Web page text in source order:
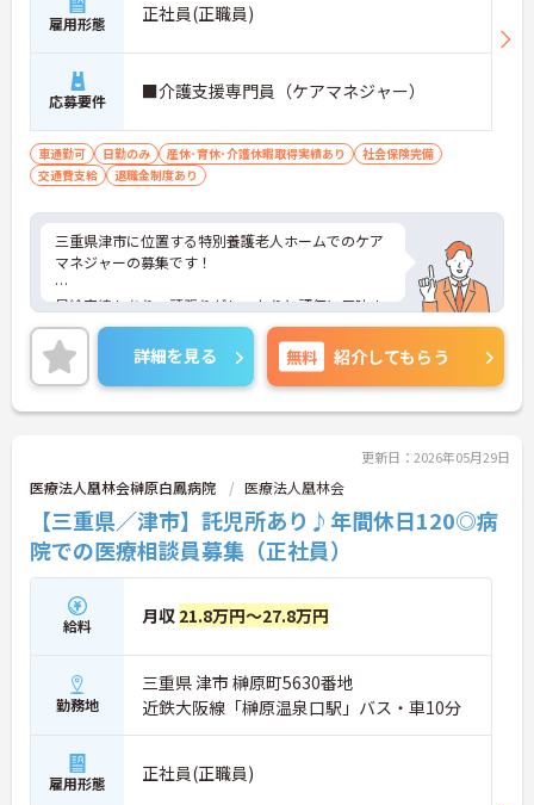
雇用形態 正社員(正職員)
応募要件 ■介護支援専門員（ケアマネジャー）
車通勤可 日勤のみ 産休･育休･介護休暇取得実績あり
社会保険完備
交通費支給
退職金制度あり
三重県津市に位置する特別養護老人ホームでのケア
マネジャーの募集です！
昇給実績もあり、頑張りがしっかりと評価に反映さ
れる環境です。
ご興味ある方には、面接対策ポイントなど、さらに
詳細をお話しいたしますのでお気軽にご相談くださ
い！
詳細を見る 無料 紹介してもらう
更新日：2026年05月29日
医療法人凰林会榊原白鳳病院 医療法人凰林会
【三重県／津市】託児所あり♪年間休日120◎病
院での医療相談員募集（正社員）
給料 月収 21.8万円～27.8万円
勤務地
三重県 津市 榊原町5630番地
近鉄大阪線「榊原温泉口駅」バス・車10分
雇用形態 正社員(正職員)